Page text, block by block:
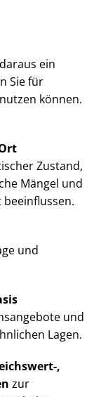
ein
Sie für
können.
Zustand,
Mängel und
und
und
Lagen.
,
zur